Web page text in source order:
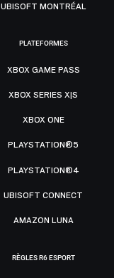
UBISOFT MONTRÉAL
PLATEFORMES
XBOX GAME PASS
XBOX SERIES X|S
XBOX ONE
PLAYSTATION®5
PLAYSTATION®4
UBISOFT CONNECT
AMAZON LUNA
RÈGLES R6 ESPORT